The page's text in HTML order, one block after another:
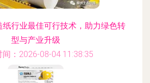
纸行业最佳可行技术，助力绿色转
型与产业升级
间：2026-08-04 11:38:35